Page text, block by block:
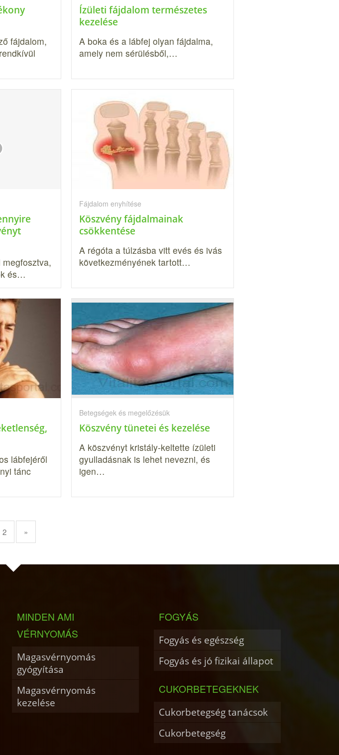
fájda­lom,
Ízületi fájdalom természetes
kezelése
A boka és a lábfej olyan fájdalma,
amely nem sérülésből,…
és…
Fájdalom enyhítése
Köszvény fájdalmainak
csökkentése
A régóta a túlzásba vitt evés és ivás
következményének tartott…
lábfejéről
tánc
Betegségek és megelőzésük
Köszvény tünetei és kezelése
A köszvényt kristály-keltette ízületi
gyulladásnak is lehet nevezni, és
igen…
2 »
MINDEN AMI
VÉRNYOMÁS
Magasvérnyomás
gyógyítása
Magasvérnyomás
kezelése
FOGYÁS
Fogyás és egészség
Fogyás és jó fizikai állapot
CUKORBETEGEKNEK
Cukorbetegség tanácsok
Cukorbetegség